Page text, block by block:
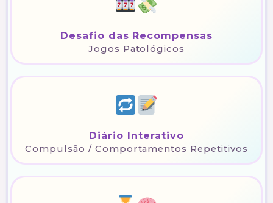
Desafio das Recompensas
Jogos Patológicos
Diário Interativo
Compulsão / Comportamentos Repetitivos